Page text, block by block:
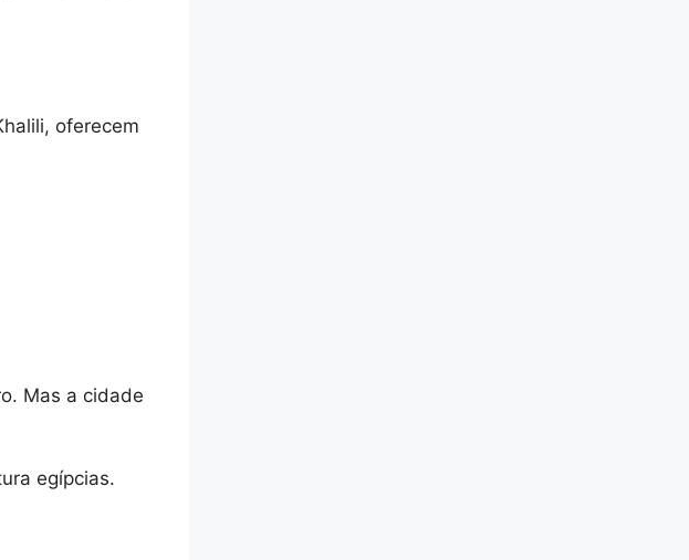
oferecem
Mas a cidade
egípcias.